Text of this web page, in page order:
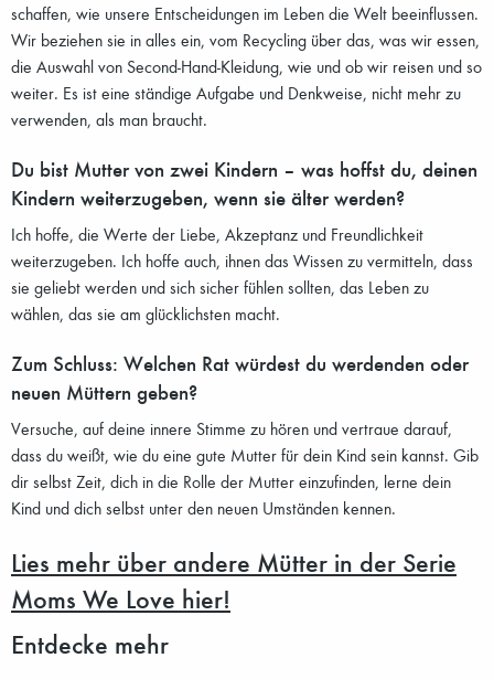
schaffen, wie unsere Entscheidungen im Leben die Welt beeinflussen.
Wir beziehen sie in alles ein, vom Recycling über das, was wir essen,
die Auswahl von Second-Hand-Kleidung, wie und ob wir reisen und so
weiter. Es ist eine ständige Aufgabe und Denkweise, nicht mehr zu
verwenden, als man braucht.
Du bist Mutter von zwei Kindern – was hoffst du, deinen
Kindern weiterzugeben, wenn sie älter werden?
Ich hoffe, die Werte der Liebe, Akzeptanz und Freundlichkeit
weiterzugeben. Ich hoffe auch, ihnen das Wissen zu vermitteln, dass
sie geliebt werden und sich sicher fühlen sollten, das Leben zu
wählen, das sie am glücklichsten macht.
Zum Schluss: Welchen Rat würdest du werdenden oder
neuen Müttern geben?
Versuche, auf deine innere Stimme zu hören und vertraue darauf,
dass du weißt, wie du eine gute Mutter für dein Kind sein kannst. Gib
dir selbst Zeit, dich in die Rolle der Mutter einzufinden, lerne dein
Kind und dich selbst unter den neuen Umständen kennen.
Lies mehr über andere Mütter in der Serie
Moms We Love hier!
Entdecke mehr